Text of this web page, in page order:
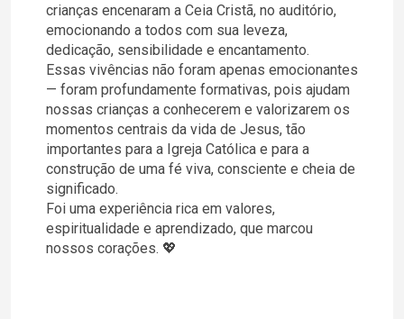
crianças encenaram a Ceia Cristã, no auditório,
emocionando a todos com sua leveza,
dedicação, sensibilidade e encantamento.
Essas vivências não foram apenas emocionantes
— foram profundamente formativas, pois ajudam
nossas crianças a conhecerem e valorizarem os
momentos centrais da vida de Jesus, tão
importantes para a Igreja Católica e para a
construção de uma fé viva, consciente e cheia de
significado.
Foi uma experiência rica em valores,
espiritualidade e aprendizado, que marcou
nossos corações. 💖